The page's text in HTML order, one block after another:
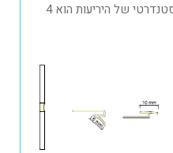
ומחבר חיבור בין לוחות. אורכם הסטנדרטי של היריעות הוא 4